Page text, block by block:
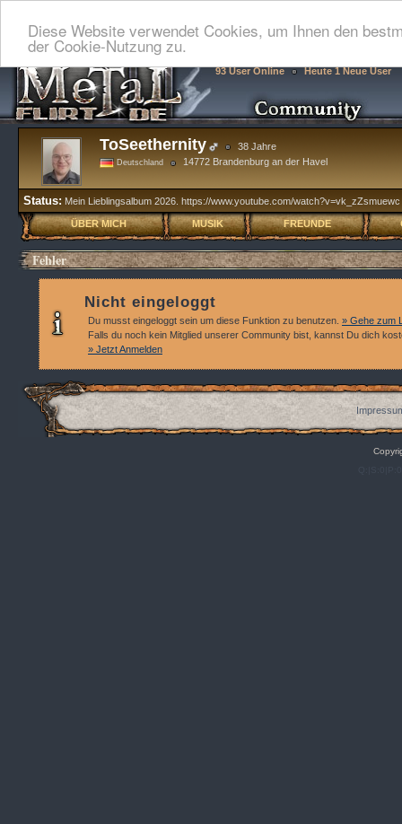
Diese Website verwendet Cookies, um Ihnen den
der Cookie-Nutzung zu.
93 User Online Heute 1 Neue User
ToSeethernity 38 Jahre
Deutschland 14772 Brandenburg an der Havel
Status: Mein Lieblingsalbum 2026. https://www.youtube.com/watch?v=vk_zZsmuewc
ÜBER MICH MUSIK FREUNDE
Fehler
Nicht eingeloggt
Du musst eingeloggt sein um diese Funktion zu benutzen. » Gehe zum
Falls du noch kein Mitglied unserer Community bist, kannst Du dich
» Jetzt Anmelden